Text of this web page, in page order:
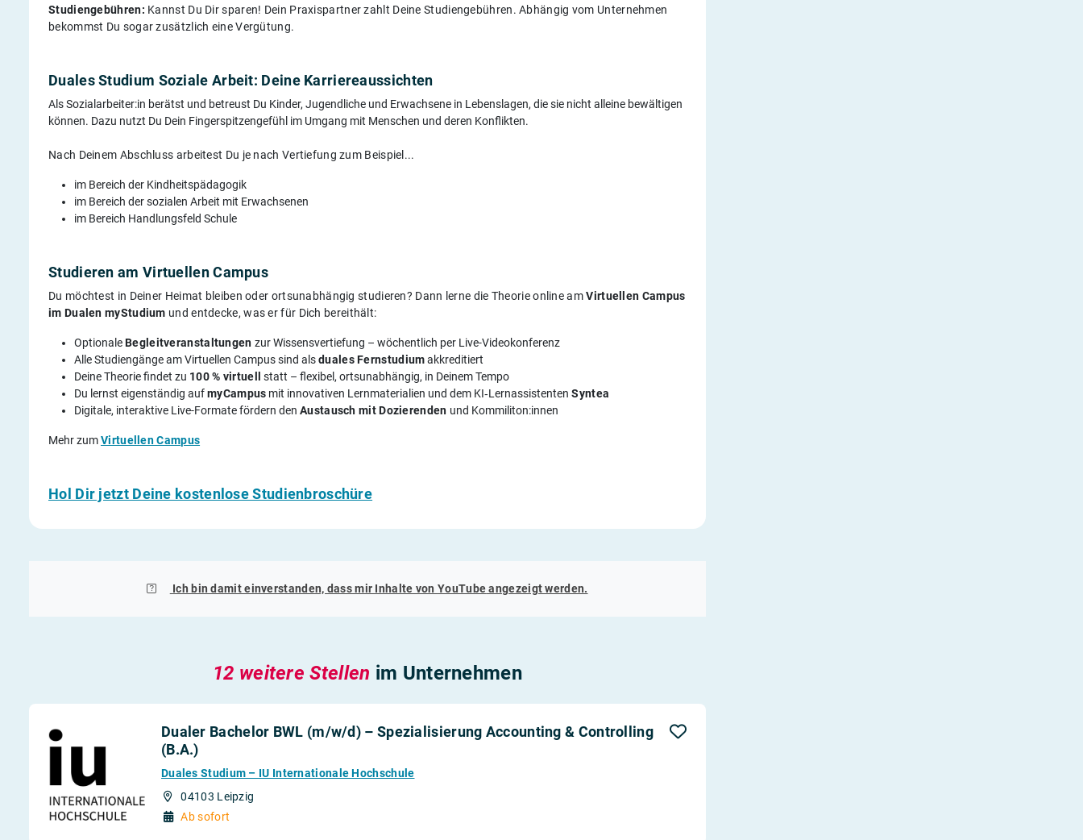
Studiengebühren: Kannst Du Dir sparen! Dein Praxispartner zahlt Deine Studiengebühren. Abhängig vom Unternehmen
bekommst Du sogar zusätzlich eine Vergütung.
Duales Studium Soziale Arbeit: Deine Karriereaussichten
Als Sozialarbeiter:in berätst und betreust Du Kinder, Jugendliche und Erwachsene in Lebenslagen, die sie nicht alleine bewältigen
können. Dazu nutzt Du Dein Fingerspitzengefühl im Umgang mit Menschen und deren Konflikten.
Nach Deinem Abschluss arbeitest Du je nach Vertiefung zum Beispiel...
im Bereich der Kindheitspädagogik
im Bereich der sozialen Arbeit mit Erwachsenen
im Bereich Handlungsfeld Schule
Studieren am Virtuellen Campus
Du möchtest in Deiner Heimat bleiben oder ortsunabhängig studieren? Dann lerne die Theorie online amVirtuellen Campus
im Dualen myStudium und entdecke, was er für Dich bereithält:
OptionaleBegleitveranstaltungen zur Wissensvertiefung – wöchentlich per Live-Videokonferenz
Alle Studiengänge am Virtuellen Campus sind alsduales Fernstudiumakkreditiert
Deine Theorie findet zu 100 % virtuell
statt – flexibel, ortsunabhängig, in Deinem Tempo
Du lernst eigenständig aufmyCampus mit innovativen Lernmaterialien und dem KI‑LernassistentenSyntea
Digitale, interaktive Live-Formate fördern den Austausch mit Dozierenden und Kommiliton:innen
Mehr zumVirtuellen Campus
Hol Dir jetzt Deine kostenlose Studienbroschüre
Ich bin damit einverstanden, dass mir Inhalte vonYouTubeangezeigt werden.
12 weitere Stellen im Unternehmen
Dualer Bachelor BWL (m/w/d) – Spezialisierung Accounting & Controlling
(B.A.)
Duales Studium – IU Internationale Hochschule
04103 Leipzig
Ab sofort